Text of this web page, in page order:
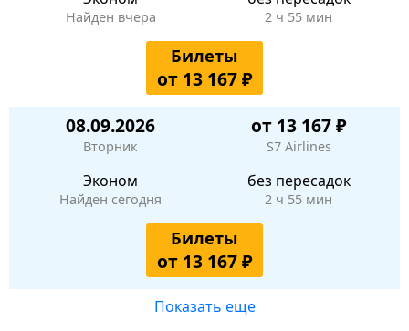
Найден вчера 2 ч 55 мин
Билеты
от 13 167 ₽
08.09.2026
Вторник
от 13 167 ₽
S7 Airlines
Эконом
Найден сегодня
без пересадок
2 ч 55 мин
Билеты
от 13 167 ₽
Показать еще